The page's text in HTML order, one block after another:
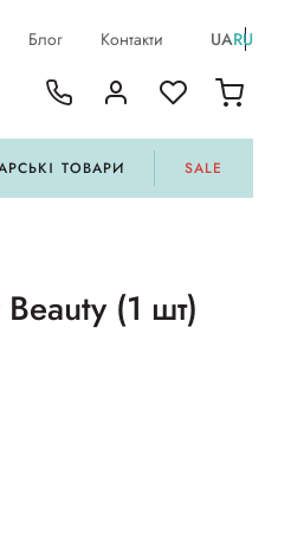
Блог Контакти UARU
ТОВАРИ SALE
(1 шт)